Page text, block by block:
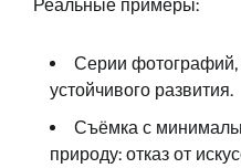
Реальные примеры:
Серии
устойчивого развития.
Съёмка с
природу: отказ от